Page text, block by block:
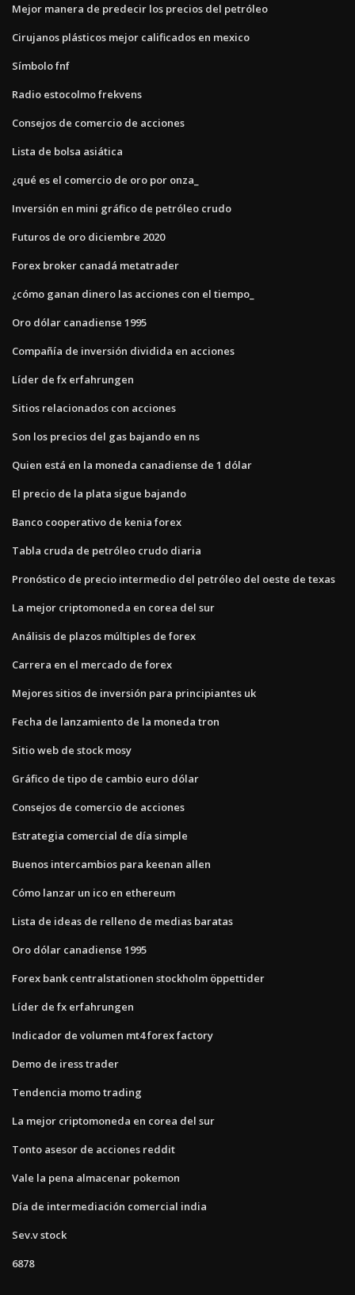
Mejor manera de predecir los precios del petróleo
Cirujanos plásticos mejor calificados en mexico
Símbolo fnf
Radio estocolmo frekvens
Consejos de comercio de acciones
Lista de bolsa asiática
¿qué es el comercio de oro por onza_
Inversión en mini gráfico de petróleo crudo
Futuros de oro diciembre 2020
Forex broker canadá metatrader
¿cómo ganan dinero las acciones con el tiempo_
Oro dólar canadiense 1995
Compañía de inversión dividida en acciones
Líder de fx erfahrungen
Sitios relacionados con acciones
Son los precios del gas bajando en ns
Quien está en la moneda canadiense de 1 dólar
El precio de la plata sigue bajando
Banco cooperativo de kenia forex
Tabla cruda de petróleo crudo diaria
Pronóstico de precio intermedio del petróleo del oeste de texas
La mejor criptomoneda en corea del sur
Análisis de plazos múltiples de forex
Carrera en el mercado de forex
Mejores sitios de inversión para principiantes uk
Fecha de lanzamiento de la moneda tron
Sitio web de stock mosy
Gráfico de tipo de cambio euro dólar
Consejos de comercio de acciones
Estrategia comercial de día simple
Buenos intercambios para keenan allen
Cómo lanzar un ico en ethereum
Lista de ideas de relleno de medias baratas
Oro dólar canadiense 1995
Forex bank centralstationen stockholm öppettider
Líder de fx erfahrungen
Indicador de volumen mt4 forex factory
Demo de iress trader
Tendencia momo trading
La mejor criptomoneda en corea del sur
Tonto asesor de acciones reddit
Vale la pena almacenar pokemon
Día de intermediación comercial india
Sev.v stock
6878